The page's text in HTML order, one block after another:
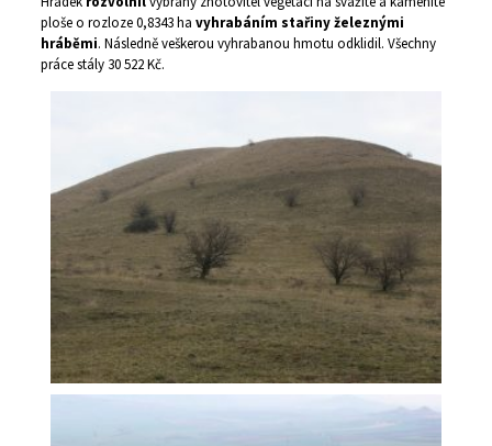
ploše o rozloze 0,8343 ha vyhrabáním stařiny železnými
hráběmi. Následně veškerou vyhrabanou hmotu odklidil. Všechny
práce stály 30 522 Kč.